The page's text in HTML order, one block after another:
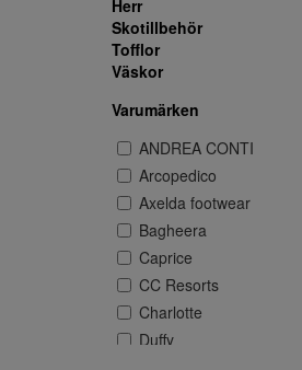
Herr
Skotillbehör
Tofflor
Väskor
Varumärken
ANDREA CONTI
Arcopedico
Axelda footwear
Bagheera
Caprice
CC Resorts
Charlotte
Duffy